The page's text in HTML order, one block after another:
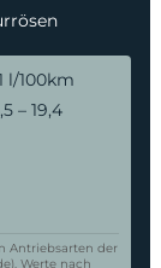
l/100km
– 19,4
Antriebsarten der
Werte nach